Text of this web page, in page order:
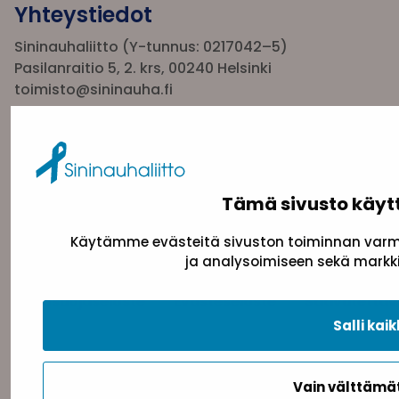
Tämä sivusto
Käytämme evästeitä sivuston toiminnan
ja analysoimiseen sekä
Vain
Salli
Yhteystiedot
Sininauhaliitto (Y-tunnus: 0217042–5)
Pasilanraitio 5, 2. krs, 00240 Helsinki
toimisto@sininauha.fi
Tietosuojaseloste Evästeseloste